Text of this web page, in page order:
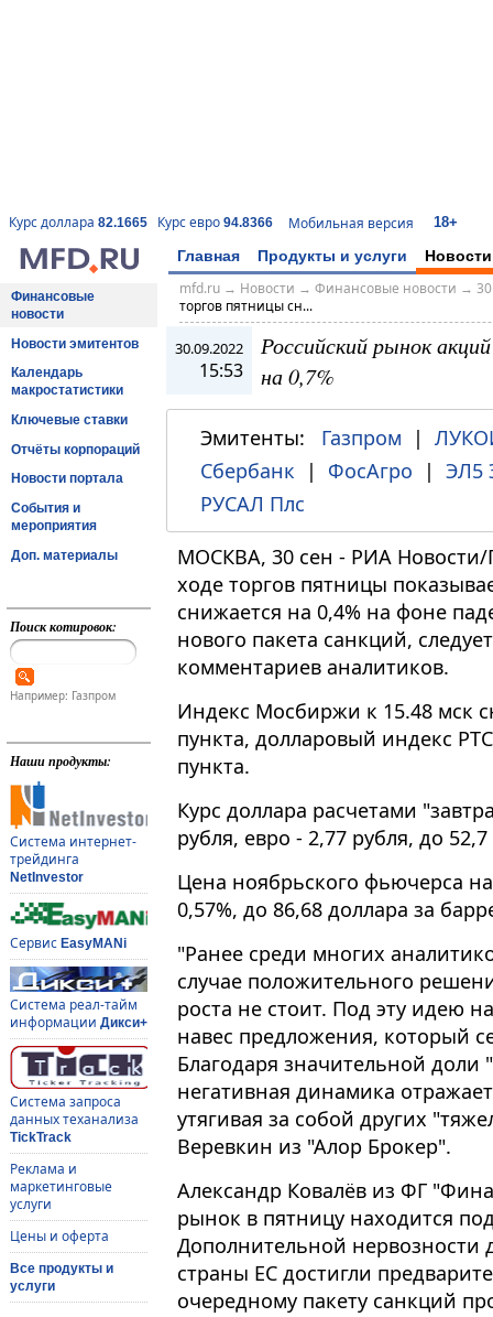
Курс доллара 82.1665 Курс евро 94.8366 Мобильная версия 18+
Главная Продукты и услуги Новости
Финансовые
новости
Новости эмитентов
Календарь
макростатистики
Ключевые ставки
Отчёты корпораций
Новости портала
События и
мероприятия
Доп. материалы
Поиск котировок:
Например: Газпром
Наши продукты:
Система интернет-
трейдинга
NetInvestor
Сервис EasyMANi
Система реал-тайм
информации Дикси+
Система запроса
данных теханализа
TickTrack
Реклама и
маркетинговые
услуги
Цены и оферта
Все продукты и
услуги
mfd.ru→ Новости → Финансовые новости →
торгов пятницы сн...
30.09.2022
15:53
Российский рынок
на 0,7%
Эмитенты: Газпром |
Сбербанк | ФосАгро | ЭЛ5
РУСАЛ Плс
МОСКВА, 30 сен - РИА
ходе торгов пятницы
снижается на 0,4% на фоне
нового пакета санкций,
комментариев аналитиков.
Индекс Мосбиржи к 15​​​.48 мск
пункта, долларовый индекс
пункта.
Курс доллара расчетами
рубля, евро - 2,77 рубля, до
Цена ноябрьского фьючерса
0,57%, до 86,68 доллара за
"Ранее среди многих
случае положительного
роста не стоит. Под эту идею
навес предложения, который
Благодаря значительной доли
негативная динамика
утягивая за собой других
Веревкин из "Алор Брокер".
Александр Ковалёв из ФГ
рынок в пятницу находится
Дополнительной нервозности
страны ЕС достигли
очередному пакету санкций